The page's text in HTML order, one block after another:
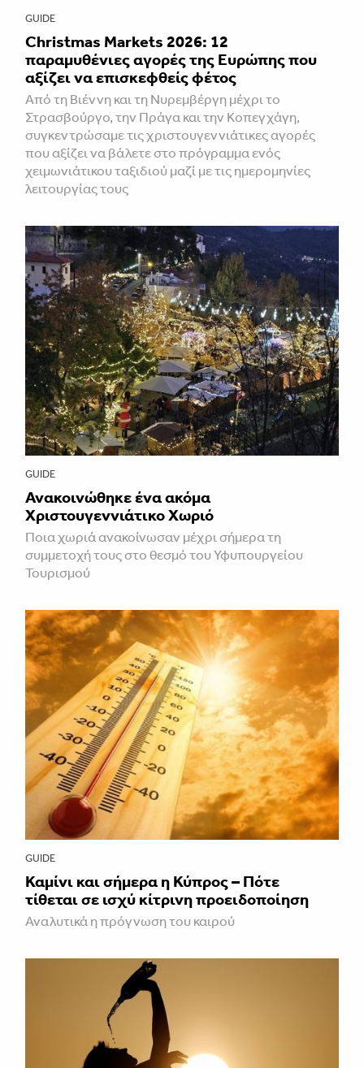
GUIDE
Christmas Markets 2026: 12
παραμυθένιες αγορές της Ευρώπης που
αξίζει να επισκεφθείς φέτος
Από τη Βιέννη και τη Νυρεμβέργη μέχρι το
Στρασβούργο, την Πράγα και την Κοπεγχάγη,
συγκεντρώσαμε τις χριστουγεννιάτικες αγορές
που αξίζει να βάλετε στο πρόγραμμα ενός
χειμωνιάτικου ταξιδιού μαζί με τις ημερομηνίες
λειτουργίας τους
GUIDE
Ανακοινώθηκε ένα ακόμα
Χριστουγεννιάτικο Χωριό
Ποια χωριά ανακοίνωσαν μέχρι σήμερα τη
συμμετοχή τους στο θεσμό του Υφυπουργείου
Τουρισμού
GUIDE
Καμίνι και σήμερα η Κύπρος – Πότε
τίθεται σε ισχύ κίτρινη προειδοποίηση
Αναλυτικά η πρόγνωση του καιρού